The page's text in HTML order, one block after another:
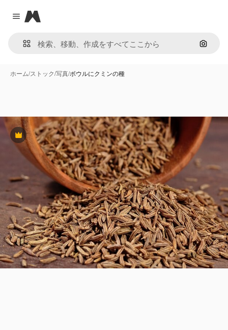
Close menu
Magnific
画像で
ホーム/ストック/写真/ボウルにクミンの種
Premium